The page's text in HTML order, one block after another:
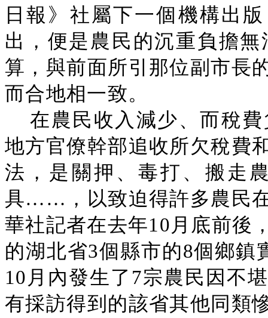
日報》社屬下一個機構出
出，便是農民的沉重負擔
算，與前面所引那位副市長
而合地相一致。
在農民收入減少、而稅
地方官僚幹部追收所欠稅費
法，是關押、毒打、搬走
具……，以致迫得許多農民
華社記者在去年10月底前後
的湖北省3個縣市的8個鄉鎮
10月內發生了7宗農民因不
有採訪得到的該省其他同